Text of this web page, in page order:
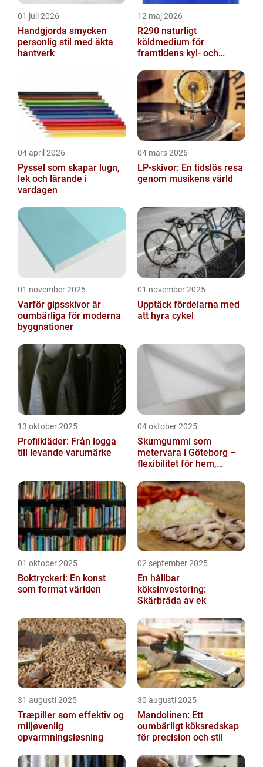
01 juli 2026
Handgjorda smycken
personlig stil med äkta
hantverk
12 maj 2026
R290 naturligt
köldmedium för
framtidens kyl- och
04 april 2026
Pyssel som skapar lugn,
lek och lärande i
vardagen
04 mars 2026
LP-skivor: En tidslös resa
genom musikens värld
01 november 2025
Varför gipsskivor är
oumbärliga för moderna
byggnationer
01 november 2025
Upptäck fördelarna med
att hyra cykel
13 oktober 2025
Profilkläder: Från logga
till levande varumärke
04 oktober 2025
Skumgummi som
metervara i Göteborg –
flexibilitet för hem,
01 oktober 2025
Boktryckeri: En konst
som format världen
02 september 2025
En hållbar
köksinvestering:
Skärbräda av ek
31 augusti 2025
Træpiller som effektiv og
miljøvenlig
opvarmningsløsning
30 augusti 2025
Mandolinen: Ett
oumbärligt köksredskap
för precision och stil